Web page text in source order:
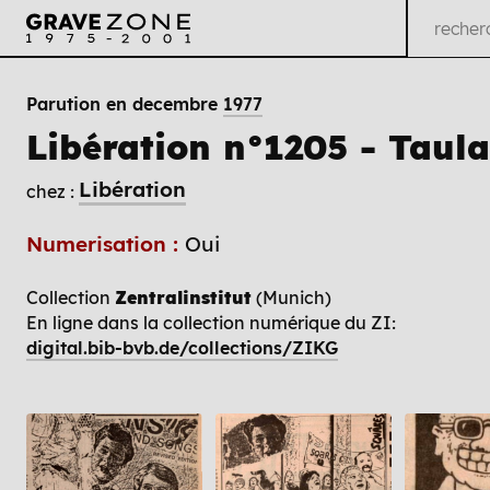
Parution en decembre 1977
Libération n°1205 -
chez : Libération
Numerisation : Oui
Collection Zentralinstitut (Munich)
En ligne dans la collection numérique du ZI:
digital.bib-bvb.de/collections/ZIKG